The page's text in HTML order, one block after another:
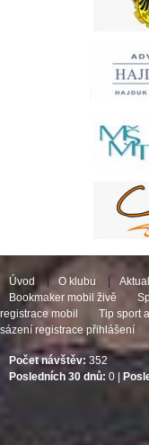
Úvod | O klubu
Bookmaker mobil živě
registrace mobil
Tip sport
sázení registrace přihlášení
Počet návštěv: 352
Posledních 30 dnů: 0 |